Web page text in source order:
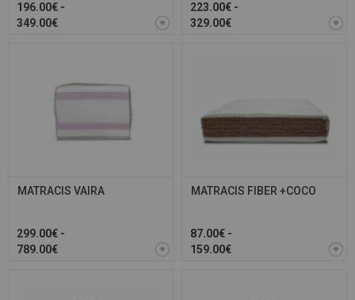
196.00€ -
349.00€
223.00€ -
329.00€
MATRACIS VAIRA
299.00€ -
789.00€
MATRACIS FIBER +COCO
87.00€ -
159.00€